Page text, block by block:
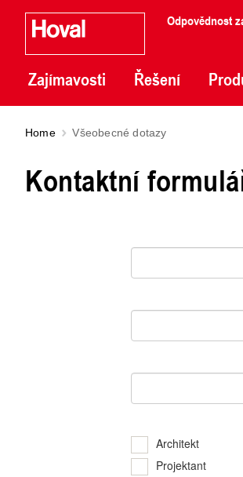
Odpovědnost
Zajímavosti Řešení
Home Všeobecné dotazy
Kontaktní